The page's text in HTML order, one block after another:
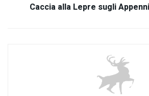
Caccia alla Lepre sugli